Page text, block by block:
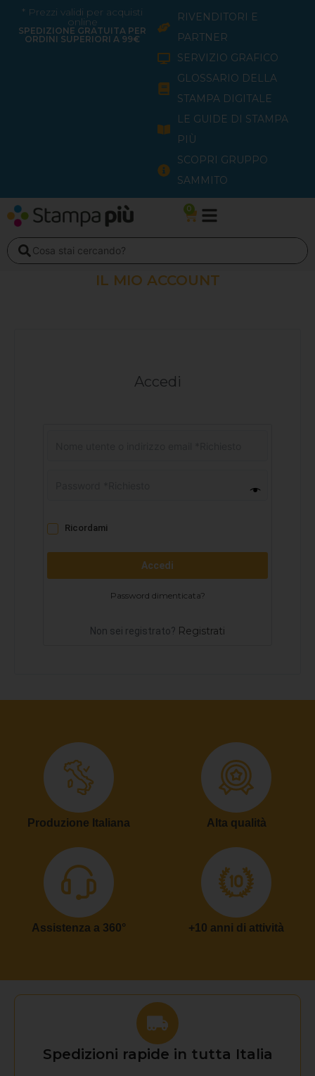
* Prezzi validi per acquisti
online
SPEDIZIONE GRATUITA PER
ORDINI SUPERIORI A 99€
RIVENDITORI E
PARTNER
SERVIZIO GRAFICO
GLOSSARIO DELLA
STAMPA DIGITALE
LE GUIDE DI STAMPA
PIÙ
SCOPRI GRUPPO
SAMMITO
0
Carrello
Search
IL MIO ACCOUNT
Accedi
Ricordami
Accedi
Password dimenticata?
Non sei registrato? Registrati
Produzione Italiana Alta qualità
Assistenza a 360° +10 anni di attività
Spedizioni rapide in tutta Italia